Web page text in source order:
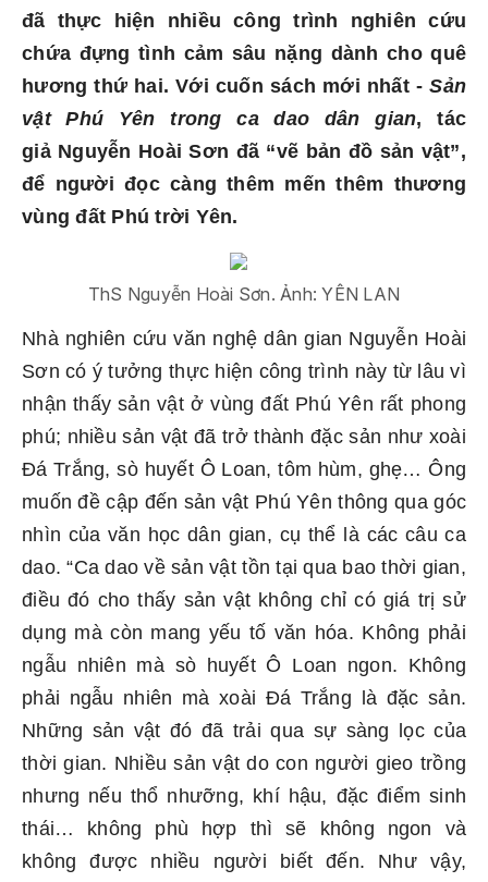
đã thực hiện nhiều công trình nghiên cứu
chứa đựng tình cảm sâu nặng dành cho quê
hương thứ hai. Với cuốn sách mới nhất -Sản
vật Phú Yên trong ca dao dân gian, tác
giả Nguyễn Hoài Sơn đã “vẽ bản đồ sản vật”,
để người đọc càng thêm mến thêm thương
vùng đất Phú trời Yên.
ThS Nguyễn Hoài Sơn. Ảnh: YÊN LAN
Nhà nghiên cứu văn nghệ dân gian Nguyễn Hoài
Sơn có ý tưởng thực hiện công trình này từ lâu vì
nhận thấy sản vật ở vùng đất Phú Yên rất phong
phú; nhiều sản vật đã trở thành đặc sản như xoài
Đá Trắng, sò huyết Ô Loan, tôm hùm, ghẹ… Ông
muốn đề cập đến sản vật Phú Yên thông qua góc
nhìn của văn học dân gian, cụ thể là các câu ca
dao. “Ca dao về sản vật tồn tại qua bao thời gian,
điều đó cho thấy sản vật không chỉ có giá trị sử
dụng mà còn mang yếu tố văn hóa. Không phải
ngẫu nhiên mà sò huyết Ô Loan ngon. Không
phải ngẫu nhiên mà xoài Đá Trắng là đặc sản.
Những sản vật đó đã trải qua sự sàng lọc của
thời gian. Nhiều sản vật do con người gieo trồng
nhưng nếu thổ nhưỡng, khí hậu, đặc điểm sinh
thái… không phù hợp thì sẽ không ngon và
không được nhiều người biết đến. Như vậy,